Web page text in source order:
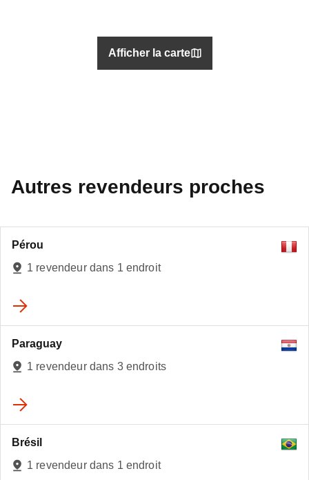
Afficher la carte
Autres revendeurs proches
Pérou
1 revendeur dans 1 endroit
Paraguay
1 revendeur dans 3 endroits
Brésil
1 revendeur dans 1 endroit